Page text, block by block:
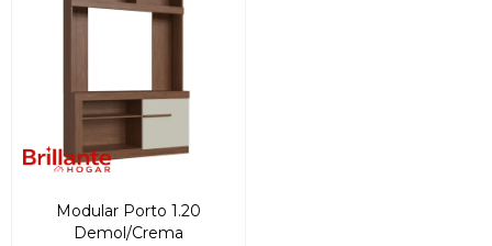
Modular Porto 1.20
Demol/Crema